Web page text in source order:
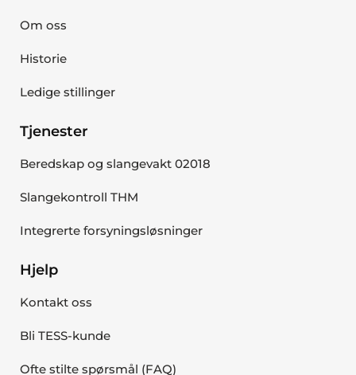
Om oss
Historie
Ledige stillinger
Tjenester
Beredskap og slangevakt 02018
Slangekontroll THM
Integrerte forsyningsløsninger
Hjelp
Kontakt oss
Bli TESS-kunde
Ofte stilte spørsmål (FAQ)